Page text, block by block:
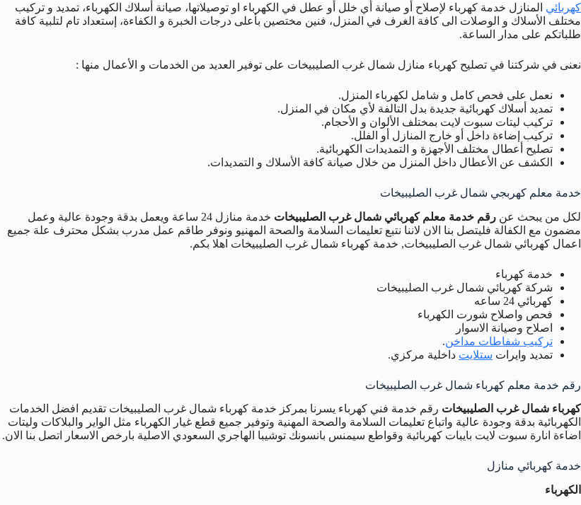
كهربائي المنازل خدمة كهرباء لإصلاح أو صيانة أي خلل أو عطل في الكهرباء او توصيلاتها، صيانة أسلاك الكهرباء، تمديد و تركيب
مختلف الأسلاك و الوصلات الى كافة الغرف في المنزل، فنين مختصين بأعلى درجات الخبرة و الكفاءة، إستعداد تام لتلبية كافة
طلباتكم على مدار الساعة.
نعنى في شركتنا في تصليح كهرباء منازل شمال غرب الصليبيخات على توفير العديد من الخدمات و الأعمال منها :
نعمل على فحص كامل و شامل لكهرباء المنزل.
تمديد أسلاك كهربائية جديدة بدل التالفة لأي مكان في المنزل.
تركيب ليتات سبوت لايت بمختلف الألوان و الأحجام.
تركيب إضاءة داخل أو خارج المنازل أو الفلل.
تصليح أعطال مختلف الأجهزة و التمديدات الكهربائية.
الكشف عن الأعطال داخل المنزل من خلال صيانة كافة الأسلاك و التمديدات.
خدمة معلم كهربجي شمال غرب الصليبيخات
لكل من يبحث عن رقم خدمة معلم كهربائي شمال غرب الصليبيخات
خدمة منازل 24 ساعة ويعمل بدقة وجودة عالية وعمل
مضمون مع الكفالة فليتصل بنا الان لاننا نتبع تعليمات السلامة والصحة المهنيو ونوفر طاقم عمل مدرب بشكل محترف علة جميع
اعمال كهربائي شمال غرب الصليبيخات, خدمة كهرباء شمال غرب الصليبيخات اهلا بكم.
خدمة كهرباء
شركة كهربائي شمال غرب الصليبيخات
كهربائي 24 ساعه
فحص واصلاح شورت الكهرباء
اصلاح وصيانة الاسوار
تركيب شفاطات مداخن.
تمديد وايرات ستلايت داخلية مركزي.
رقم خدمة معلم كهرباء شمال غرب الصليبيخات
كهرباء شمال غرب الصليبيخات رقم خدمة فني كهرباء يسرنا بمركز خدمة كهرباء شمال غرب الصليبيخات تقديم افضل الخدمات
الكهربائية بدقة وجودة عالية واتباع تعليمات السلامة والصحة المهنية وتوفير جميع قطع غيار الكهرباء مثل الواير والبلاكات وليتات
اضاءة انارة سبوت لايت بايبات كهربائية وقواطع سيمنس بانسونك توشيبا الهاجري السعودي الاصلية بارخص الاسعار اتصل بنا الان.
خدمة كهربائي منازل
الكهرباء